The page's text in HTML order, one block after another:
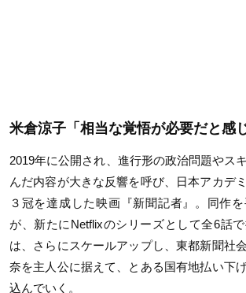
米倉涼子「相当な覚悟が必要だと感
2019年に公開され、進行形の政治問題やス
んだ内容が大きな反響を呼び、日本アカデ
３冠を達成した映画『新聞記者』。同作
が、新たに Netflixのシリーズとして全6話
は、さらにスケールアップし、東都新聞社
奈を主人公に据えて、とある国有地払い下
込んでいく。